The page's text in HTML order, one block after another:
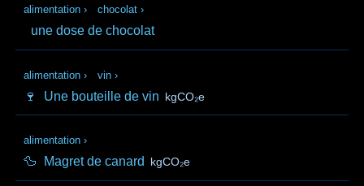
alimentation › chocolat ›
une dose de chocolat
alimentation › vin ›
🍷 Une bouteille de vin kgCO₂e
alimentation ›
🦆 Magret de canard kgCO₂e